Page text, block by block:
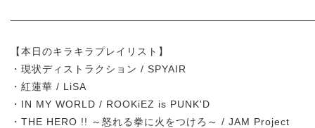
【本日のキラキラプレイリスト】
・現状ディストラクション / SPYAIR
・紅蓮華 / LiSA
・IN MY WORLD / ROOKiEZ is PUNK'D
・THE HERO !! ～怒れる拳に火をつけろ～ / JAM Project